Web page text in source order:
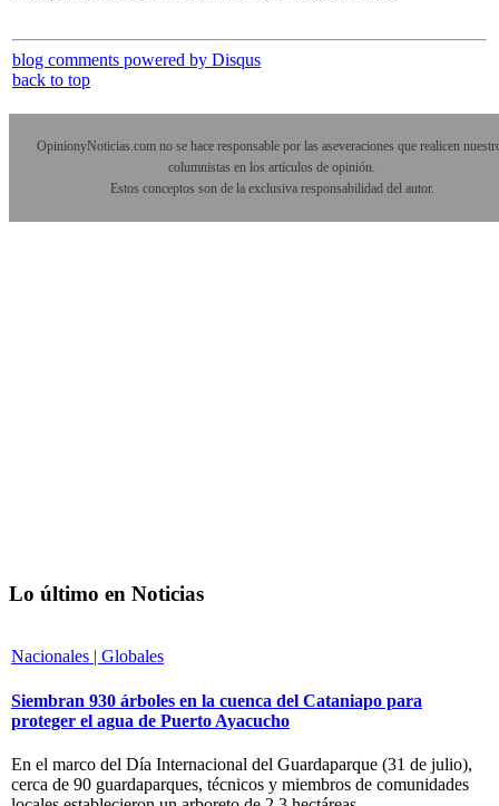
blog comments powered by Disqus
back to top
OpinionyNoticias.com no se hace responsable por las aseveraciones que realicen
columnistas en los artículos de opinión.
Estos conceptos son de la exclusiva responsabilidad del autor.
Lo último en Noticias
Nacionales | Globales
Siembran 930 árboles en la cuenca del Cataniapo para
proteger el agua de Puerto Ayacucho
En el marco del Día Internacional del Guardaparque (31 de julio),
cerca de 90 guardaparques, técnicos y miembros de comunidades